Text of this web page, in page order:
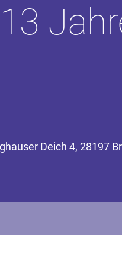
Deich 4, 28197